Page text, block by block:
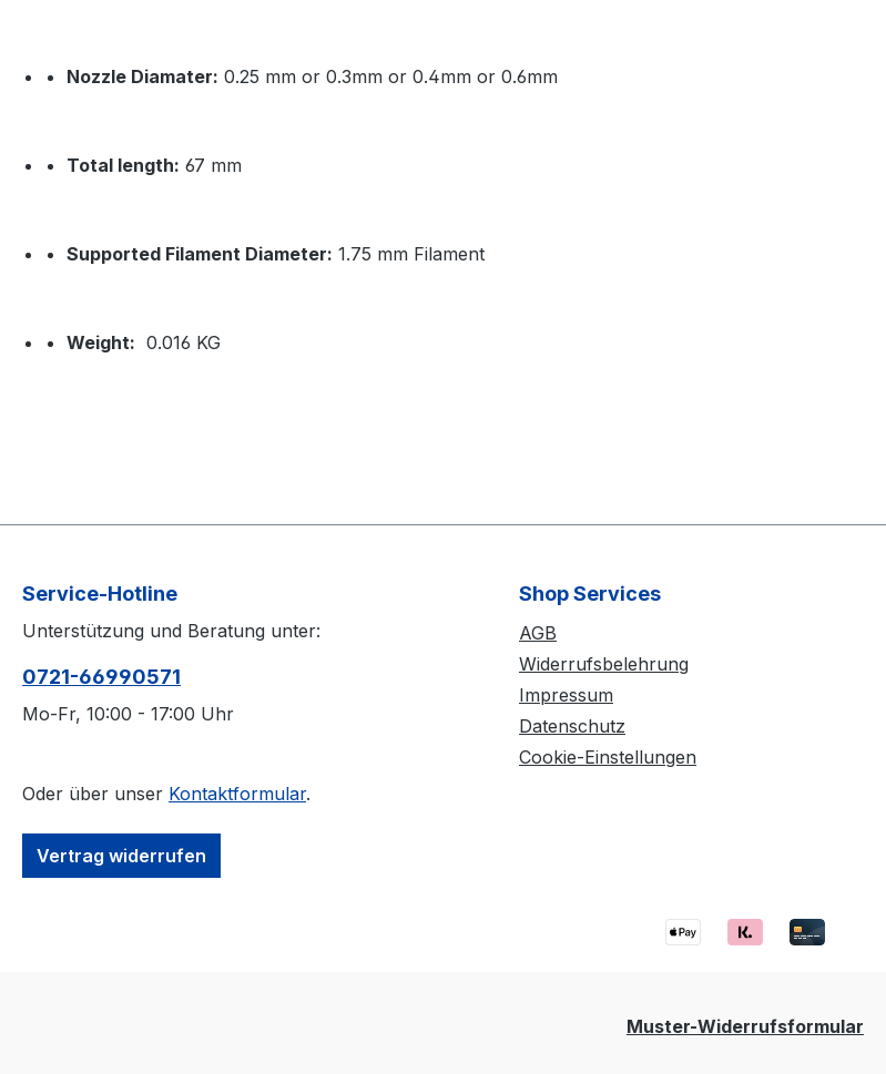
Nozzle Diamater: 0.25 mm or 0.3mm or 0.4mm or 0.6mm
Total length: 67 mm
Supported Filament Diameter: 1.75 mm Filament
Weight: 0.016 KG
Service-Hotline
Unterstützung und Beratung unter:
0721-66990571
Mo-Fr, 10:00 - 17:00 Uhr
Oder über unser Kontaktformular.
Vertrag widerrufen
Shop Services
AGB
Widerrufsbelehrung
Impressum
Datenschutz
Cookie-Einstellungen
Muster-Widerrufsformular